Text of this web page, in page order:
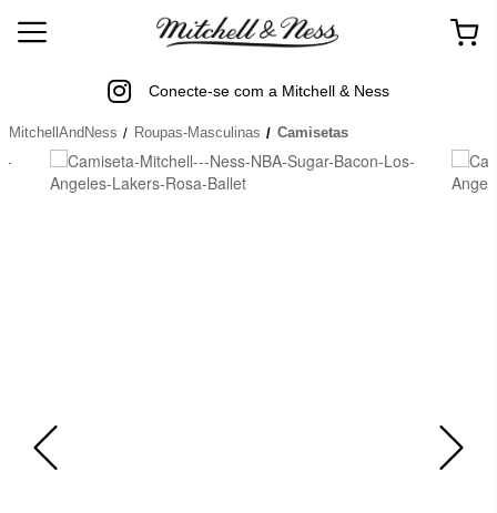
Conecte-se com a Mitchell & Ness
MitchellAndNess Roupas-Masculinas Camisetas